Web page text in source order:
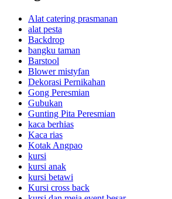
Alat catering prasmanan
alat pesta
Backdrop
bangku taman
Barstool
Blower mistyfan
Dekorasi Pernikahan
Gong Peresmian
Gubukan
Gunting Pita Peresmian
kaca berhias
Kaca rias
Kotak Angpao
kursi
kursi anak
kursi betawi
Kursi cross back